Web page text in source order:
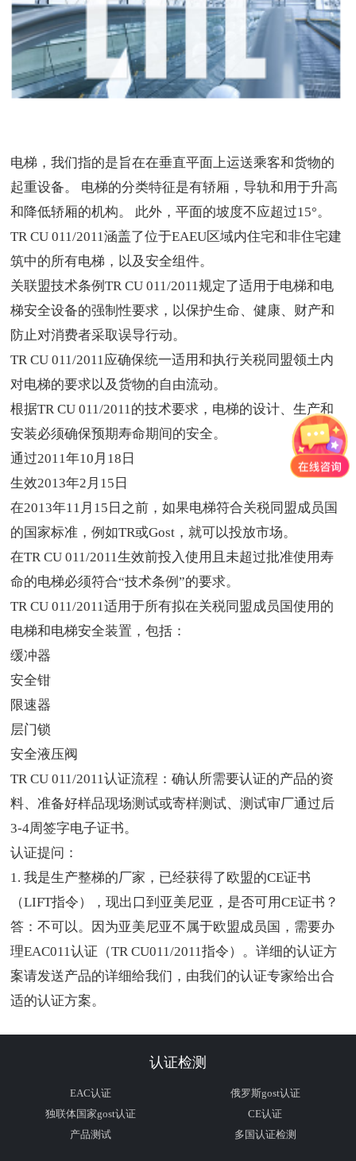
电梯，我们指的是旨在在垂直平面上运送乘客和货物的
起重设备。 电梯的分类特征是有轿厢，导轨和用于升高
和降低轿厢的机构。 此外，平面的坡度不应超过15°。
TR CU 011/2011涵盖了位于EAEU区域内住宅和非住宅建
筑中的所有电梯，以及安全组件。
关联盟技术条例TR CU 011/2011规定了适用于电梯和电
梯安全设备的强制性要求，以保护生命、健康、财产和
防止对消费者采取误导行动。
TR CU 011/2011应确保统一适用和执行关税同盟领土内
对电梯的要求以及货物的自由流动。
根据TR CU 011/2011的技术要求，电梯的设计、生产和
安装必须确保预期寿命期间的安全。
通过2011年10 月 18 日
生效2013年2 月 15 日
在2013年11 月 15 日之前，如果电梯符合关税同盟成员国
的国家标准，例如TR或Gost ，就可以投放市场。
在TR CU 011/2011生效前投入使用且未超过批准使用寿
命的电梯必须符合“技术条例”的要求。
TR CU 011/2011适用于所有拟在关税同盟成员国使用的
电梯和电梯安全装置，包括：
缓冲器
安全钳
限速器
层门锁
安全液压阀
TR CU 011/2011认证流程：确认所需要认证的产品的资
料、准备好样品现场测试或寄样测试、测试审厂通过后
3-4周签字电子证书。
认证提问：
1. 我是生产整梯的厂家，已经获得了欧盟的CE证书
（LIFT指令），现出口到亚美尼亚，是否可用CE证书？
答：不可以。因为亚美尼亚不属于欧盟成员国，需要办
理EAC011认证（TR CU011/2011指令）。详细的认证方
案请发送产品的详细给我们，由我们的认证专家给出合
适的认证方案。
认证检测
EAC认证
俄罗斯gost认证
独联体国家gost认证
CE认证
产品测试
多国认证检测